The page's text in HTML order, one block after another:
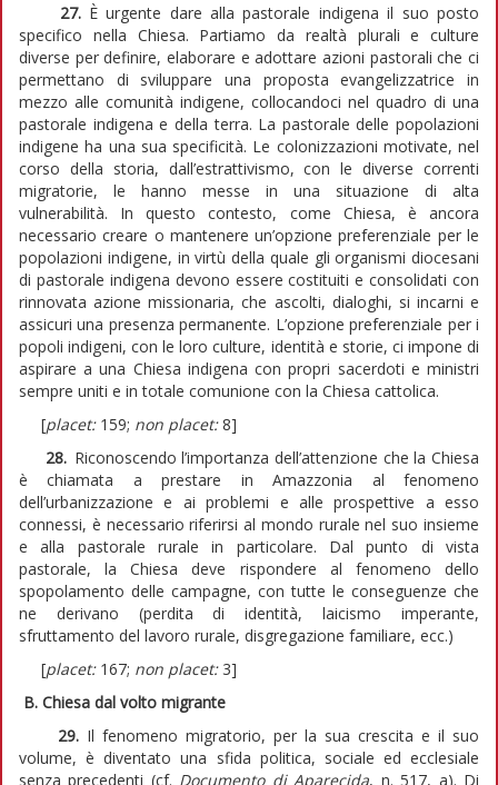
27.È urgente dare alla pastorale indigena il suo posto
specifico nella Chiesa. Partiamo da realtà plurali e culture
diverse per definire, elaborare e adottare azioni pastorali che ci
permettano di sviluppare una proposta evangelizzatrice in
mezzo alle comunità indigene, collocandoci nel quadro di una
pastorale indigena e della terra. La pastorale delle popolazioni
indigene ha una sua specificità. Le colonizzazioni motivate, nel
corso della storia, dall’estrattivismo, con le diverse correnti
migratorie, le hanno messe in una situazione di alta
vulnerabilità. In questo contesto, come Chiesa, è ancora
necessario creare o mantenere un’opzione preferenziale per le
popolazioni indigene, in virtù della quale gli organismi diocesani
di pastorale indigena devono essere costituiti e consolidati con
rinnovata azione missionaria, che ascolti, dialoghi, si incarni e
assicuri una presenza permanente. L’opzione preferenziale per i
popoli indigeni, con le loro culture, identità e storie, ci impone di
aspirare a una Chiesa indigena con propri sacerdoti e ministri
sempre uniti e in totale comunione con la Chiesa cattolica.
[placet: 159; non placet:8]
28. Riconoscendo l’importanza dell’attenzione che la Chiesa
è chiamata a prestare in Amazzonia al fenomeno
dell’urbanizzazione e ai problemi e alle prospettive a esso
connessi, è necessario riferirsi al mondo rurale nel suo insieme
e alla pastorale rurale in particolare. Dal punto di vista
pastorale, la Chiesa deve rispondere al fenomeno dello
spopolamento delle campagne, con tutte le conseguenze che
ne derivano (perdita di identità, laicismo imperante,
sfruttamento del lavoro rurale, disgregazione familiare, ecc.)
[placet: 167; non placet: 3]
B. Chiesa dal volto migrante
29. Il fenomeno migratorio, per la sua crescita e il suo
volume, è diventato una sfida politica, sociale ed ecclesiale
senza precedenti (cf. Documento di Aparecida, n. 517, a). Di